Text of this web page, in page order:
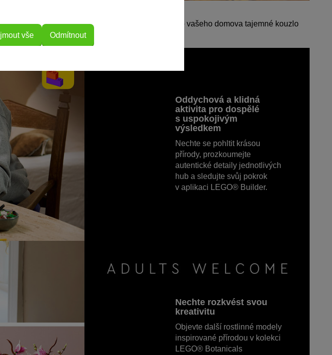
model projasní
Hotový model vnese do vašeho domova tajemné kouzlo
Oddychová a klidná
aktivita pro dospělé
s uspokojivým
výsledkem
Nechte se pohltit krásou
přírody, prozkoumejte
autentické detaily jednotlivých
hub a sledujte svůj pokrok
v aplikaci LEGO® Builder.
Nechte rozkvést svou
kreativitu
Objevte další rostlinné modely
inspirované přírodou v kolekci
LEGO® Botanicals
Odmítnout
vše